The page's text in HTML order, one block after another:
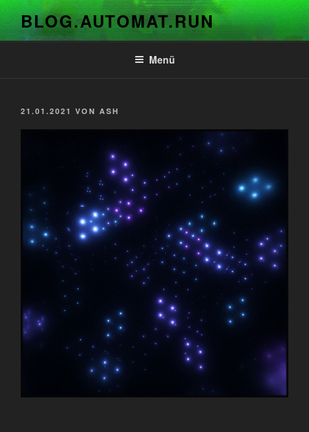
Zum
Inhalt
springen
BLOG.AUTOMAT.RUN
Menü
VERÖFFENTLICHT
21.01.2021 VON ASH